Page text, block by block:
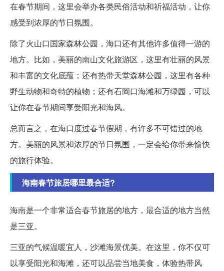
在春节期间，这里会举办各类民俗活动和祈福活动，让你
感受到浓厚的节日氛围。
除了火山口国家森林公园，海口还有其他许多值得一游的
地方。比如，美丽的南山文化旅游区，这里有壮丽的风景
和丰富的文化底蕴；还有热带天堂森林公园，这里有各种
野生动物和奇特的植物；还有石岡口海滩和万绿园，可以
让你在春节期间享受阳光和海风。
总而言之，在海口度过春节假期，有许多不可错过的地
方。美丽的风景和浓厚的节日氛围，一定会给你带来愉快
的旅行体验。
海南春节旅居哪里最合适?
海南是一个非常适合春节旅居的地方，最合适的地方当然
是三亚。
三亚的气候温暖宜人，沙滩海景优美。在这里，你不仅可
以享受阳光和海滩，还可以品尝当地美食，体验热带风